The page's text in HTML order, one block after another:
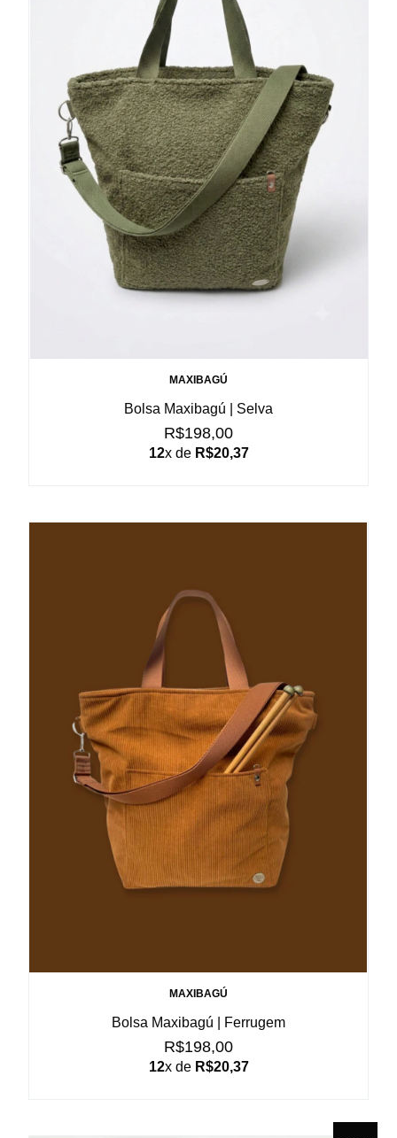
MAXIBAGÚ
Bolsa Maxibagú | Selva
R$198,00
12x de R$20,37
MAXIBAGÚ
Bolsa Maxibagú | Ferrugem
R$198,00
12x de R$20,37